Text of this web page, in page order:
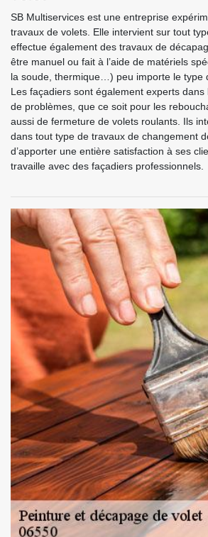
SB Multiservices est une entreprise
travaux de volets. Elle intervient sur tout
effectue également des travaux de
être manuel ou fait à l’aide de matériels
la soude, thermique…) peu importe le type
Les façadiers sont également experts
de problèmes, que ce soit pour les
aussi de fermeture de volets roulants. Ils
dans tout type de travaux de changement
d’apporter une entière satisfaction à ses
travaille avec des façadiers professionnels.